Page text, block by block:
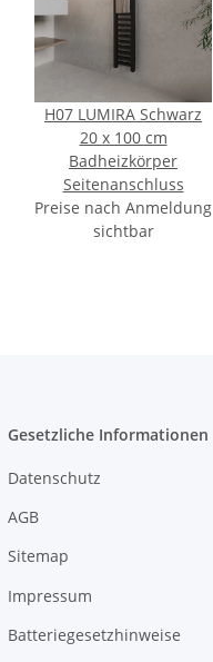
H07 LUMIRA Schwarz
20 x 100 cm
Badheizkörper
Seitenanschluss
Preise nach Anmeldung
sichtbar
Gesetzliche Informationen
Datenschutz
AGB
Sitemap
Impressum
Batteriegesetzhinweise